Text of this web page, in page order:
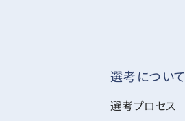
選考について
選考プロセス